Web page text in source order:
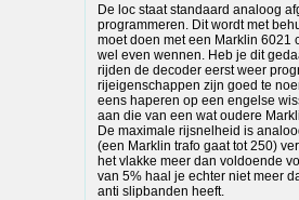
De loc staat standaard analoog
programmeren. Dit wordt met
moet doen met een Marklin 6021
wel even wennen. Heb je dit
rijden de decoder eerst weer
rijeigenschappen zijn goed te
eens haperen op een engelse
aan die van een wat oudere
De maximale rijsnelheid is
(een Marklin trafo gaat tot 250)
het vlakke meer dan voldoende
van 5% haal je echter niet meer
anti slipbanden heeft.